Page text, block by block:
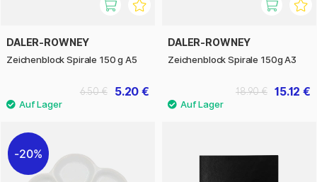
DALER-ROWNEY
Zeichenblock Spirale 150 g A5
5.20 €
6.50 €
DALER-ROWNEY
Zeichenblock Spirale 150g A3
15.12 €
18.90 €
20%